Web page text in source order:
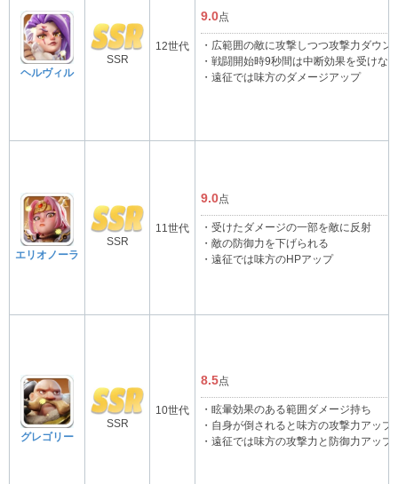
ヘルヴィル
SSR
12世代
9.0点
・広範囲の敵に攻撃しつつ攻撃力ダウン
・戦闘開始時9秒間は中断効果を受けない
・遠征では味方のダメージアップ
エリオノーラ
SSR
11世代
9.0点
・受けたダメージの一部を敵に反射
・敵の防御力を下げられる
・遠征では味方のHPアップ
グレゴリー
SSR
10世代
8.5点
・眩暈効果のある範囲ダメージ持ち
・自身が倒されると味方の攻撃力アップ
・遠征では味方の攻撃力と防御力アップ